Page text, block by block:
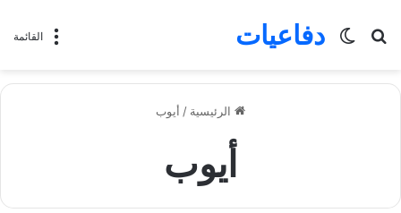
القائمة دفاعيات
بحث
الوضع
الرئيسية / أيوب
أيوب